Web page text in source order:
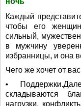
Каждый
чтобы его
сильный,
в мужчину
избранницы, и она
Чего же хочет от
•
складываются
нагрузки,